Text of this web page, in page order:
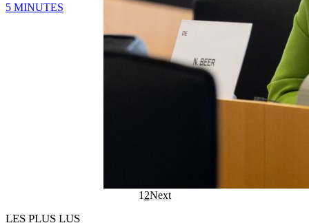
5 MINUTES
1 2Next
LES PLUS LUS